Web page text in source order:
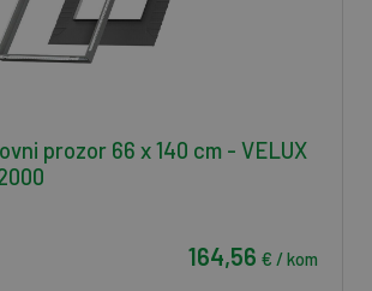
prozor 66 x 140 cm - VELUX
164,56 € / kom